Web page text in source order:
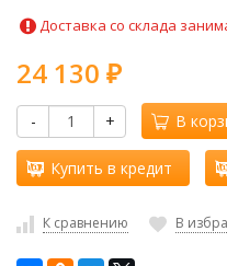
Доставка со склада
24 130 ₽
- + В
Купить в кредит
К сравнению В